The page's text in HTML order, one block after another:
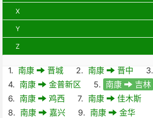
X
Y
Z
1. 南康 晋城 2. 南康 晋中 3.
4. 南康 金普新区 5. 南康
吉林
6. 南康 鸡西 7. 南康
佳木斯
8. 南康 嘉兴 9. 南康
金华